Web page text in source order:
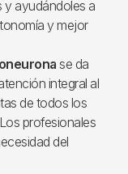
y ayudándoles a
y mejor
se da
integral al
de todos los
profesionales
del